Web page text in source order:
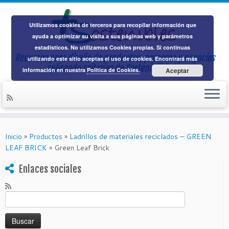
contenido
Recursos para diseño de productos, procesos y negocios
aplicandocriterios de Sostenibilidad
Inicio » Productos » Ladrillos de materiales reciclados – GREEN
LEAF BRICK » Green Leaf Brick
Enlaces sociales
Utilizamos cookies de terceros para recopilar información que
ayuda a optimizar su visita a sus páginas web y parámetros
estadísticos. No utilizamos Cookies propias. Si continuas
utilizando este sitio aceptas el uso de cookies. Encontrará más
información en nuestraPolítica de Cookies. Aceptar